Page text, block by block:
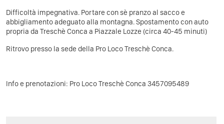
Difficoltà impegnativa. Portare con sè pranzo al sacco e
abbigliamento adeguato alla montagna. Spostamento con auto
propria da Treschè Conca a Piazzale Lozze (circa 40-45 minuti)
Ritrovo presso la sede della Pro Loco Treschè Conca.
Info e prenotazioni: Pro Loco Treschè Conca 3457095489